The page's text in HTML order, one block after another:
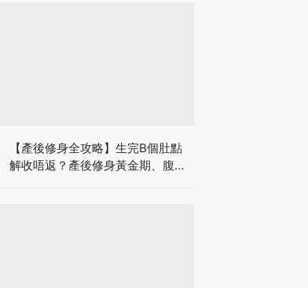
【產後修身全攻略】生完B個肚點
解收唔返？產後修身黃金期、腹直